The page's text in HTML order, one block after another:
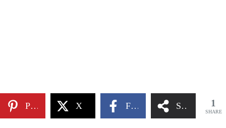
Pinterest X Facebook Share 1
SHARE